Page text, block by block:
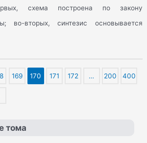
схема построена по закону
во-вторых, синтезис основывается
169 170 171 172 … 200 400
тома